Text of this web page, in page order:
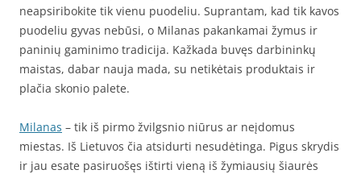
neapsiribokite tik vienu puodeliu. Suprantam, kad tik kavos
puodeliu gyvas nebūsi, o Milanas pakankamai žymus ir
paninių gaminimo tradicija. Kažkada buvęs darbininkų
maistas, dabar nauja mada, su netikėtais produktais ir
plačia skonio palete.
Milanas – tik iš pirmo žvilgsnio niūrus ar neįdomus
miestas. Iš Lietuvos čia atsidurti nesudėtinga. Pigus skrydis
ir jau esate pasiruošęs ištirti vieną iš žymiausių šiaurės